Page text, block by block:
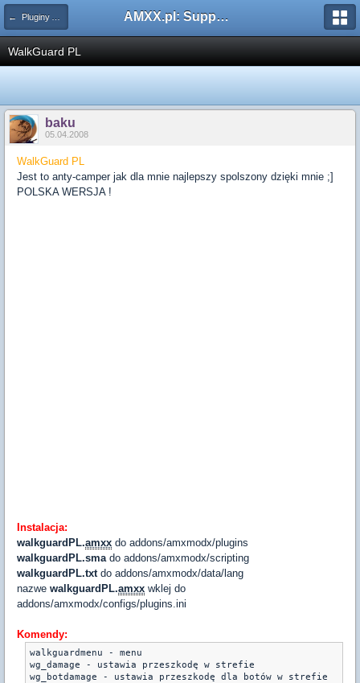
← Pluginy AMXX AMXX.pl: Support AMX Mod X i SourceMod
WalkGuard PL
baku
05.04.2008
WalkGuard PL
Jest to anty-camper jak dla mnie najlepszy spolszony dzięki mnie ;]
POLSKA WERSJA !
Instalacja:
walkguardPL.amxx do addons/amxmodx/plugins
walkguardPL.smado addons/amxmodx/scripting
walkguardPL.txtdo addons/amxmodx/data/lang
nazwe walkguardPL.amxx wklej do
addons/amxmodx/configs/plugins.ini
Komendy:
walkguardmenu - menu
wg_damage - ustawia przeszkodę w strefie
wg_botdamage - ustawia przeszkodę dla botów w strefie